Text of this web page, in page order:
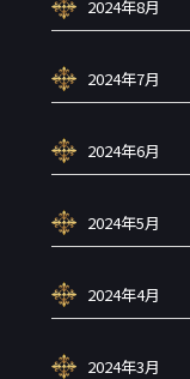
2024年8月
2024年7月
2024年6月
2024年5月
2024年4月
2024年3月